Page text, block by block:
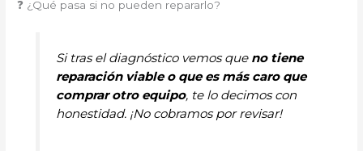
❓ ¿Qué pasa si no pueden repararlo?
Si tras el diagnóstico vemos que no tiene
reparación viable o que es más caro que
comprar otro equipo, te lo decimos con
honestidad. ¡No cobramos por revisar!